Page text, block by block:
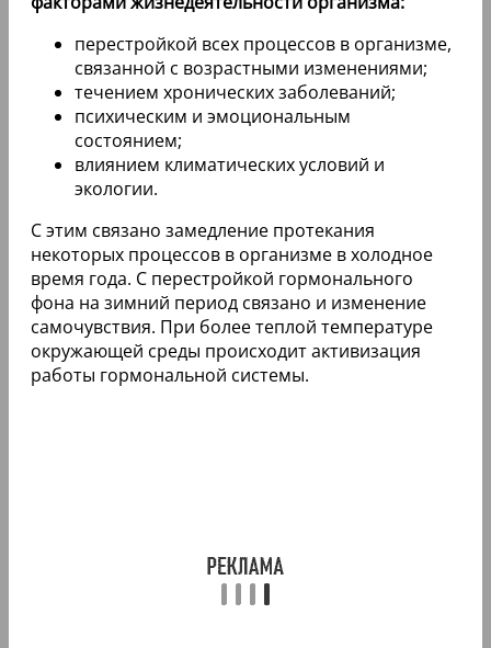
перестройкой всех процессов в организме,
связанной с возрастными изменениями;
течением хронических заболеваний;
психическим и эмоциональным
состоянием;
влиянием климатических условий и
экологии.
С этим связано замедление протекания
некоторых процессов в организме в холодное
время года. С перестройкой гормонального
фона на зимний период связано и изменение
самочувствия. При более теплой температуре
окружающей среды происходит активизация
работы гормональной системы.